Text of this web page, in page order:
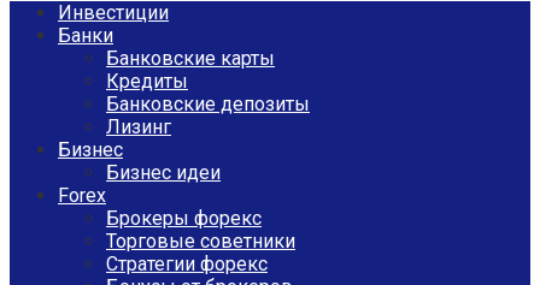
Инвестиции
Банки
Банковские карты
Кредиты
Банковские депозиты
Лизинг
Бизнес
Бизнес идеи
Forex
Брокеры форекс
Торговые советники
Стратегии форекс